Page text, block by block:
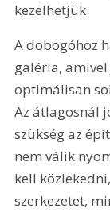
kezelhetjük.
A dobogóhoz
galéria,
optimálisan
Az átlagosnál
szükség az
nem válik
kell
szerkezetet,